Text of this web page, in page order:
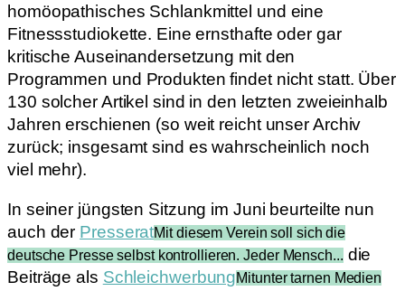
homöopathisches Schlankmittel und eine
Fitnessstudiokette. Eine ernsthafte oder gar
kritische Auseinandersetzung mit den
Programmen und Produkten findet nicht statt. Über
130 solcher Artikel sind in den letzten zweieinhalb
Jahren erschienen (so weit reicht unser Archiv
zurück; insgesamt sind es wahrscheinlich noch
viel mehr).
In seiner jüngsten Sitzung im Juni beurteilte nun
auch der PresseratMit diesem Verein soll sich die
deutsche Presse selbst kontrollieren. Jeder Mensch... die
Beiträge als SchleichwerbungMitunter tarnen Medien